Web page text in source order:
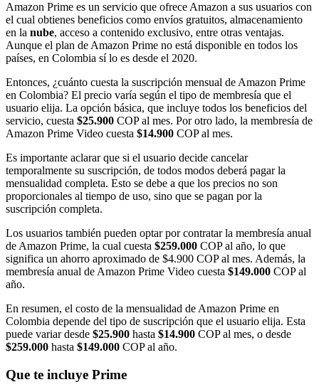
Amazon Prime es un servicio que ofrece Amazon a sus usuarios con
el cual obtienes beneficios como envíos gratuitos, almacenamiento
en la nube, acceso a contenido exclusivo, entre otras ventajas.
Aunque el plan de Amazon Prime no está disponible en todos los
países, en Colombia sí lo es desde el 2020.
Entonces, ¿cuánto cuesta la suscripción mensual de Amazon Prime
en Colombia? El precio varía según el tipo de membresía que el
usuario elija. La opción básica, que incluye todos los beneficios del
servicio, cuesta $25.900 COP al mes. Por otro lado, la membresía de
Amazon Prime Video cuesta $14.900 COP al mes.
Es importante aclarar que si el usuario decide cancelar
temporalmente su suscripción, de todos modos deberá pagar la
mensualidad completa. Esto se debe a que los precios no son
proporcionales al tiempo de uso, sino que se pagan por la
suscripción completa.
Los usuarios también pueden optar por contratar la membresía anual
de Amazon Prime, la cual cuesta $259.000 COP al año, lo que
significa un ahorro aproximado de $4.900 COP al mes. Además, la
membresía anual de Amazon Prime Video cuesta $149.000 COP al
año.
En resumen, el costo de la mensualidad de Amazon Prime en
Colombia depende del tipo de suscripción que el usuario elija. Esta
puede variar desde $25.900 hasta $14.900 COP al mes, o desde
$259.000 hasta $149.000 COP al año.
Que te incluye Prime